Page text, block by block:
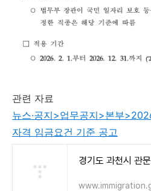
관련 자료
뉴스·공지>업무공지>본부
자격 임금요건 기준 공고